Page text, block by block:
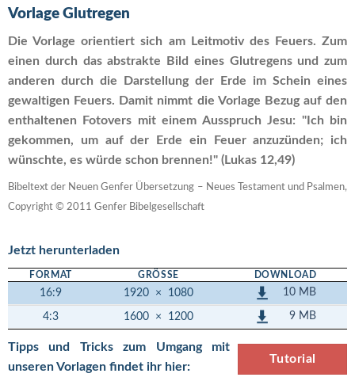
Vorlage Glutregen
Die Vorlage orientiert sich am Leitmotiv des Feuers. Zum
einen durch das abstrakte Bild eines Glutregens und zum
anderen durch die Darstellung der Erde im Schein eines
gewaltigen Feuers. Damit nimmt die Vorlage Bezug auf den
enthaltenen Fotovers mit einem Ausspruch Jesu: "Ich bin
gekommen, um auf der Erde ein Feuer anzuzünden; ich
wünschte, es würde schon brennen!" (Lukas 12,49)
Bibeltext der Neuen Genfer Übersetzung – Neues Testament und Psalmen,
Copyright © 2011 Genfer Bibelgesellschaft
Jetzt herunterladen
FORMAT GRÖSSE DOWNLOAD
16:9 1920 × 1080 10 MB
4:3 1600 × 1200 9 MB
Tipps und Tricks zum Umgang mit
unseren Vorlagen findet ihr hier:
Tutorial